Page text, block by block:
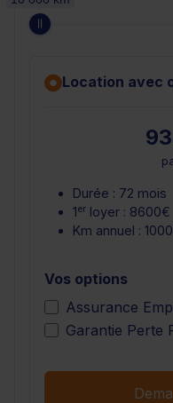
Location avec
Durée : 72 mois
1er loyer : 8600€
Km annuel :
Vos options
Assurance
Garantie Perte